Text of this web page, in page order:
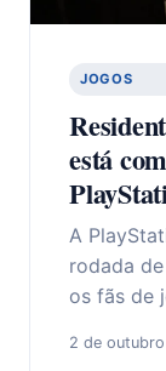
JOGOS
está
A
rodada
os fãs de
2 de